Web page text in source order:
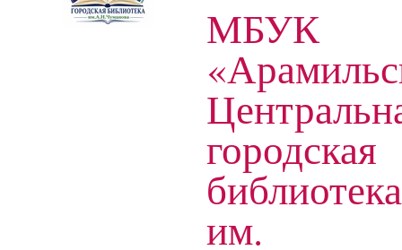
МБУК
городская
библиотека
им.